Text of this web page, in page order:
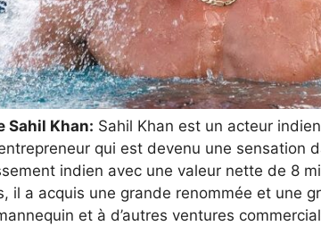
Sahil Khan: Sahil Khan est un acteur
qui est devenu une sensation
indien avec une valeur nette de 8
il a acquis une grande renommée et une
et à d’autres ventures